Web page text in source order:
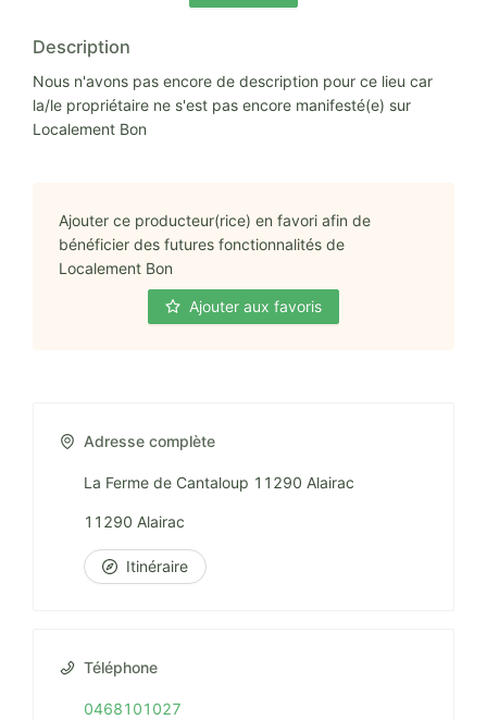
Description
Nous n'avons pas encore de description pour ce lieu car
la/le propriétaire ne s'est pas encore manifesté(e) sur
Localement Bon
Ajouter ce producteur(rice) en favori afin de
bénéficier des futures fonctionnalités de
Localement Bon
Ajouter aux favoris
Adresse complète
La Ferme de Cantaloup 11290 Alairac
11290 Alairac
Itinéraire
Téléphone
0468101027